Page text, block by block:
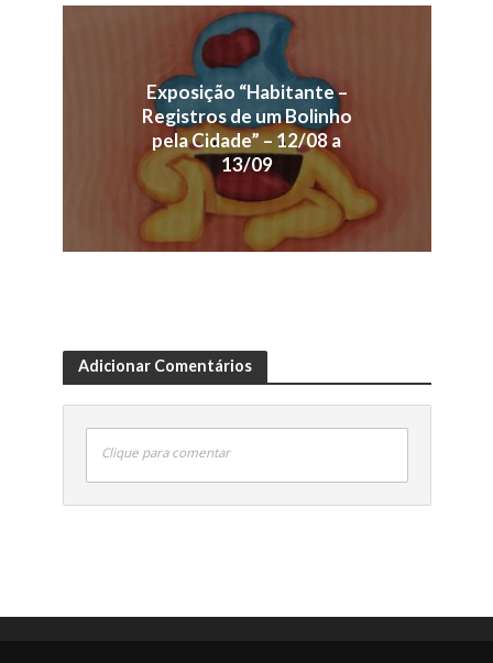
Exposição “Habitante –
Registros de um Bolinho
pela Cidade” – 12/08 a
13/09
Adicionar Comentários
Clique para comentar